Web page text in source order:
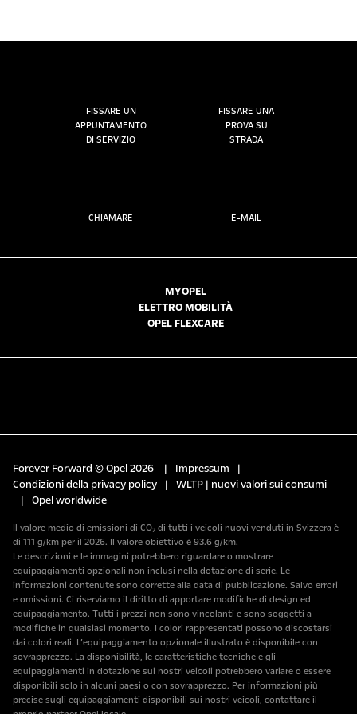
FISSARE UN
APPUNTAMENTO
DI SERVIZIO
FISSARE UNA
PROVA SU
STRADA
CHIAMARE E-MAIL
MYOPEL
ELETTRO MOBILITÀ
OPEL FLEXCARE
Forever Forward © Opel 2026 | Impressum
|
Condizioni della privacy policy
|
WLTP | nuovi valori sui consumi
|
Opel worldwide
Il valore medio di emissioni di CO₂ di tutti i veicoli nuovi venduti in Svizzera è
di 111 g/km per il 2026. Il valore obiettivo è 93.6 g/km.
Le descrizioni e le immagini potrebbero riguardare o mostrare
equipaggiamenti opzionali non inclusi nella dotazione di serie. Le
informazioni contenute sono corrette alla data di pubblicazione. Salvo errori
e omissioni. Ci riserviamo il diritto di apportare modifiche di design ed
equipaggiamento. Tutti i prezzi non sono vincolanti e sono soggetti a
modifiche in qualsiasi momento. I colori rappresentati possono discostarsi
dai colori reali. L’equipaggiamento opzionale illustrato è disponibile con
sovrapprezzo. La disponibilità, le caratteristiche tecniche e gli
equipaggiamenti in dotazione sui nostri veicoli potrebbero variare o essere
disponibili solo in alcuni paesi o con sovrapprezzo. Per informazioni più
precise sugli equipaggiamenti disponibili sui nostri veicoli, contattare il